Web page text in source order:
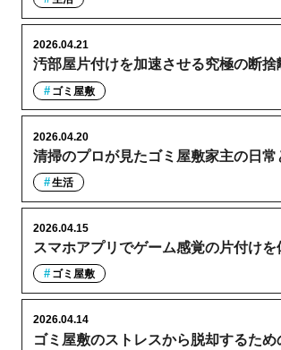
汚部屋片付けを加速させる究極の断捨
2026.04.21
ゴミ屋敷
清掃のプロが見たゴミ屋敷家主の日常
2026.04.20
生活
スマホアプリでゲーム感覚の片付けを
2026.04.15
ゴミ屋敷
ゴミ屋敷のストレスから脱却するため
2026.04.14